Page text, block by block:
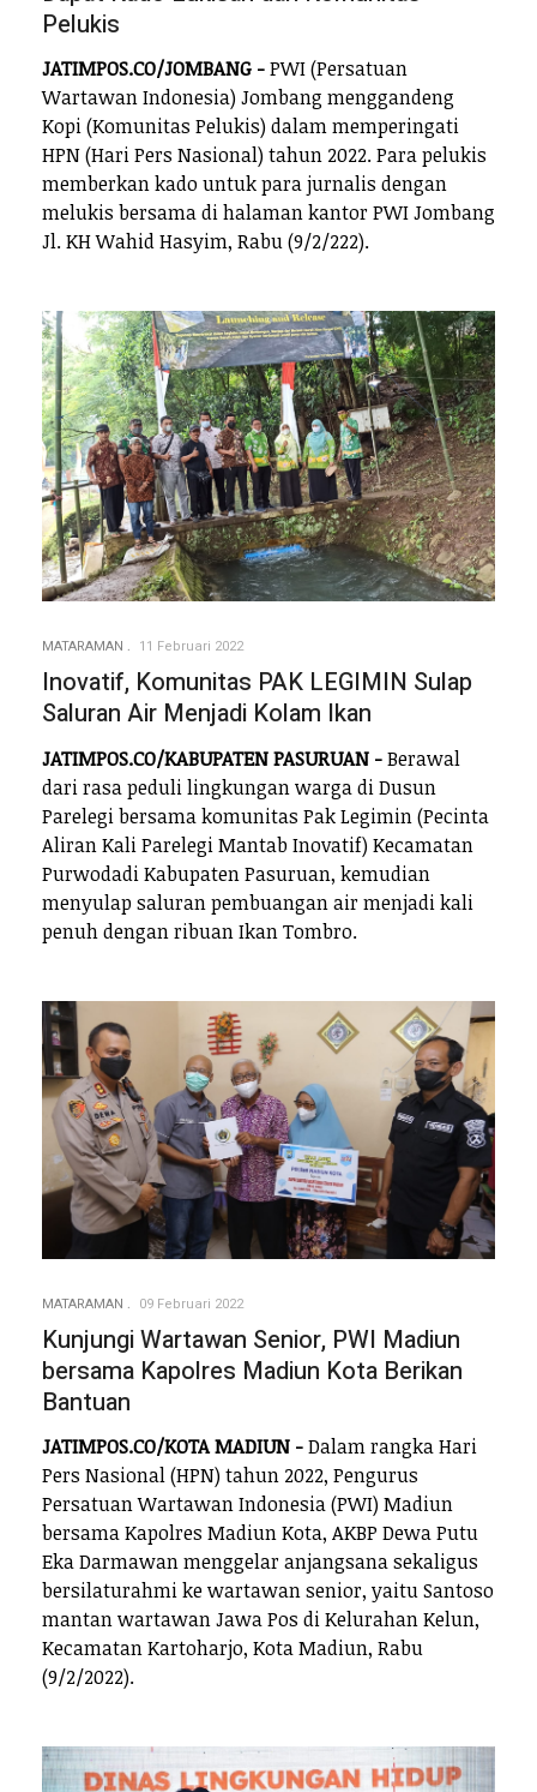
Pelukis
JATIMPOS.CO/JOMBANG -PWI (Persatuan
Wartawan Indonesia) Jombang menggandeng
Kopi (Komunitas Pelukis) dalam memperingati
HPN (Hari Pers Nasional) tahun 2022. Para pelukis
memberkan kado untuk para jurnalis dengan
melukis bersama di halaman kantor PWI Jombang
Jl. KH Wahid Hasyim, Rabu (9/2/222).
MATARAMAN 11 Februari 2022
Inovatif, Komunitas PAK LEGIMIN Sulap
Saluran Air Menjadi Kolam Ikan
JATIMPOS.CO/KABUPATEN PASURUAN -Berawal
dari rasa peduli lingkungan warga di Dusun
Parelegi bersama komunitas Pak Legimin (Pecinta
Aliran Kali Parelegi Mantab Inovatif) Kecamatan
Purwodadi Kabupaten Pasuruan, kemudian
menyulap saluran pembuangan air menjadi kali
penuh dengan ribuan Ikan Tombro.
MATARAMAN 09 Februari 2022
Kunjungi Wartawan Senior, PWI Madiun
bersama Kapolres Madiun Kota Berikan
Bantuan
JATIMPOS.CO/KOTA MADIUN -Dalam rangka Hari
Pers Nasional (HPN) tahun 2022, Pengurus
Persatuan Wartawan Indonesia (PWI) Madiun
bersama Kapolres Madiun Kota, AKBP Dewa Putu
Eka Darmawan menggelar anjangsana sekaligus
bersilaturahmi ke wartawan senior, yaitu Santoso
mantan wartawan Jawa Pos di Kelurahan Kelun,
Kecamatan Kartoharjo, Kota Madiun, Rabu
(9/2/2022).